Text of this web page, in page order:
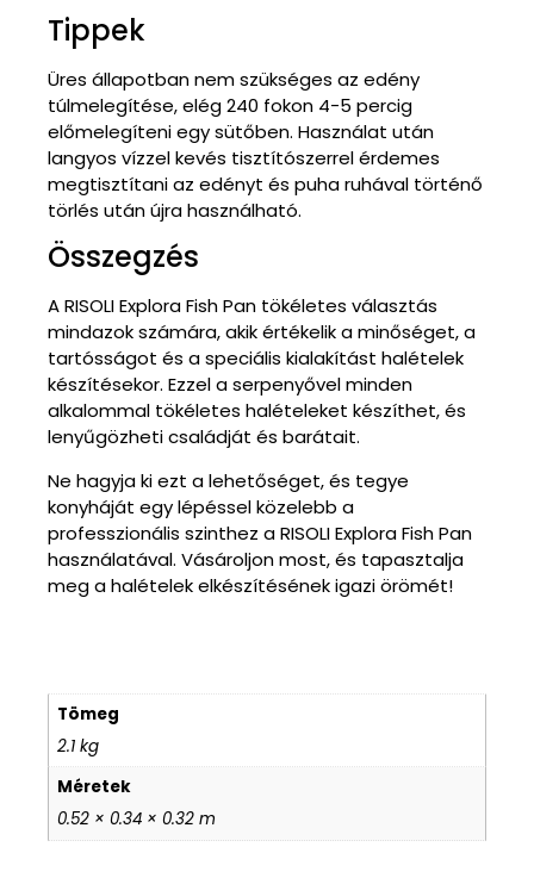
Tippek
Üres állapotban nem szükséges az edény
túlmelegítése, elég 240 fokon 4-5 percig
előmelegíteni egy sütőben. Használat után
langyos vízzel kevés tisztítószerrel érdemes
megtisztítani az edényt és puha ruhával történő
törlés után újra használható.
Összegzés
A RISOLI Explora Fish Pan tökéletes választás
mindazok számára, akik értékelik a minőséget, a
tartósságot és a speciális kialakítást halételek
készítésekor. Ezzel a serpenyővel minden
alkalommal tökéletes halételeket készíthet, és
lenyűgözheti családját és barátait.
Ne hagyja ki ezt a lehetőséget, és tegye
konyháját egy lépéssel közelebb a
professzionális szinthez a RISOLI Explora Fish Pan
használatával. Vásároljon most, és tapasztalja
meg a halételek elkészítésének igazi örömét!
Tömeg
2.1 kg
Méretek
0.52 × 0.34 × 0.32 m